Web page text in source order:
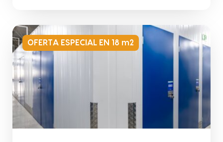
OFERTA ESPECIAL EN 18 m2